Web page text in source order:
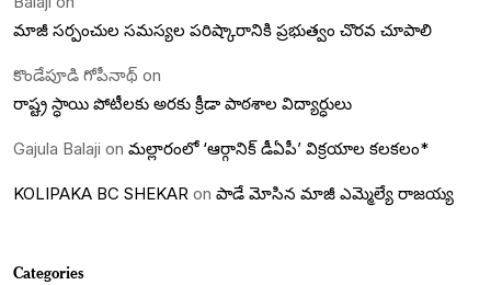
మాజీ సర్పంచుల సమస్యల పరిష్కారానికి ప్రభుత్వం చొరవ చూపాలి
కొండేపూడి గోపీనాథ్ on
రాష్ట్ర స్ధాయి పోటీలకు అరకు క్రీడా పాఠశాల విద్యార్ధులు
Gajula Balaji on మల్లారంలో ‘ఆర్గానిక్ డీఏపీ’ విక్రయాల కలకలం*
KOLIPAKA BC SHEKAR on పాడే మోసిన మాజీ ఎమ్మెల్యే రాజయ్య
Categories